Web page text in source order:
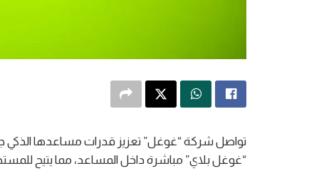
تواصل شركة “غوغل” تعزيز قدرات مساعدها الذكي
“غوغل بلاي” مباشرة داخل المساعد، مما يتيح